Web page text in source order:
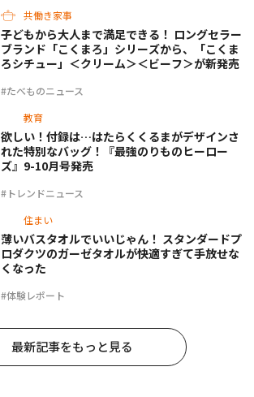
共働き家事
#たべものニュース
子どもから大人まで満足できる！ ロングセラー
ブランド「こくまろ」シリーズから、「こくま
ろシチュー」＜クリーム＞＜ビーフ＞が新発売
教育
#トレンドニュース
欲しい！付録は…はたらくくるまがデザインさ
れた特別なバッグ！『最強のりものヒーロー
ズ』9-10月号発売
住まい
#体験レポート
薄いバスタオルでいいじゃん！ スタンダードプ
ロダクツのガーゼタオルが快適すぎて手放せな
くなった
最新記事をもっと見る